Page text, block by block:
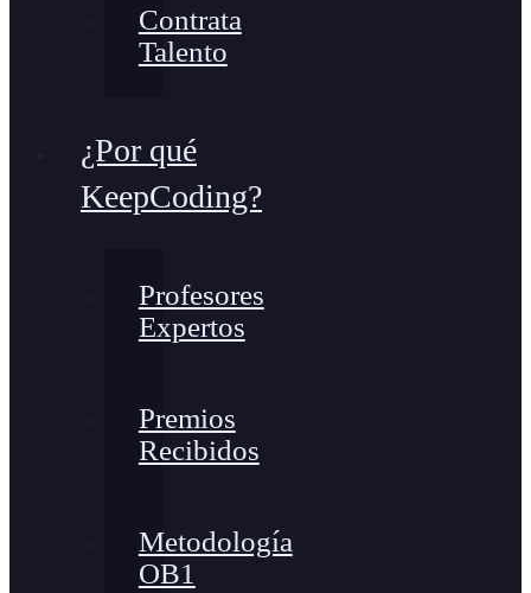
Contrata
Talento
¿Por qué
KeepCoding?
Profesores
Expertos
Premios
Recibidos
Metodología
OB1